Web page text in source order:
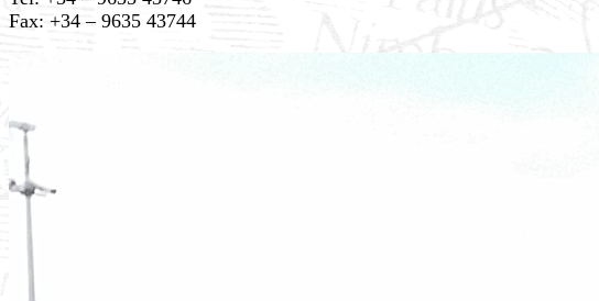
Fax: +34 – 9635 43744